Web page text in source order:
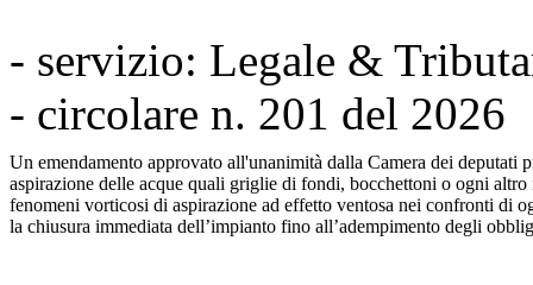
- servizio: Legale &
- circolare n. 201 del 2026
Un emendamento approvato all'unanimità dalla Camera dei
aspirazione delle acque quali griglie di fondi, bocchettoni o ogni
fenomeni vorticosi di aspirazione ad effetto ventosa nei confronti di
la chiusura immediata dell’impianto fino all’adempimento degli